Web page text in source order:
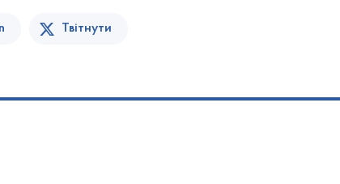
Твітнути